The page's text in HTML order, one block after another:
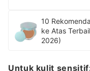
10
ke Atas Terbaik [Melembapkan] (Terbaru
2026)
Untuk kulit